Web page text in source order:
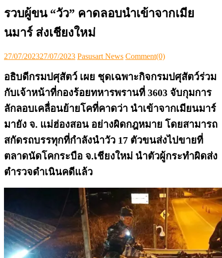
มายัง จ. แม่ฮ่องสอน อย่างผิดกฎหมาย โดยสามารถ
สกัดรถบรรทุกที่กำลังนำวัว 17 ตัวขนส่งไปขายที่
ตำรวจดำเนินคดีแล้ว